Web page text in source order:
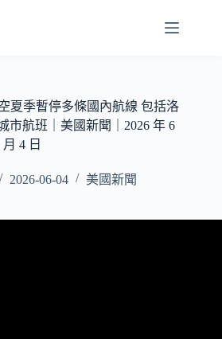
夏季暫停多條國內航線 包括洛
市航班｜美國新聞｜2026 年 6
月 4 日
2026-06-04 美國新聞